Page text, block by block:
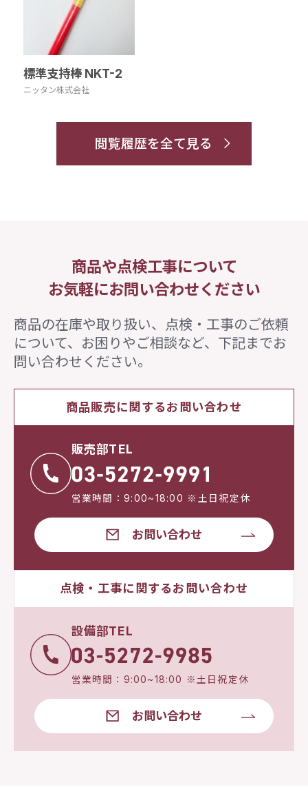
標準支持棒 NKT-2
ニッタン株式会社
閲覧履歴を全て見る
商品や点検工事について
お気軽にお問い合わせください
商品の在庫や取り扱い、点検・工事のご依頼
について、 お困りやご相談など、下記までお
問い合わせください。
商品販売に関するお問い合わせ
販売部TEL
営業時間：9:00~18:00 ※土日祝定休
お問い合わせ
点検・工事に関するお問い合わせ
設備部TEL
営業時間：9:00~18:00 ※土日祝定休
お問い合わせ